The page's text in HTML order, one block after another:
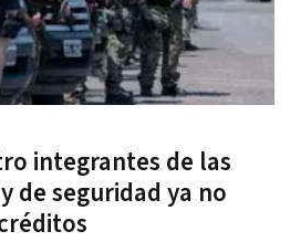
integrantes de las
de seguridad ya no